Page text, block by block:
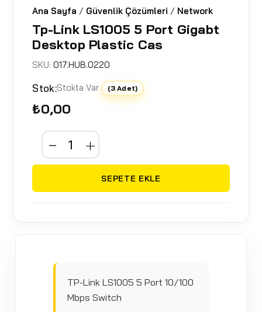
Ana Sayfa / Güvenlik Çözümleri / Network
Tp-Link LS1005 5 Port Gigabt
Desktop Plastic Cas
SKU:017.HUB.0220
Stok:Stokta Var (3 Adet)
₺0,00
SEPETE EKLE
TP-Link LS1005 5 Port 10/100
Mbps Switch